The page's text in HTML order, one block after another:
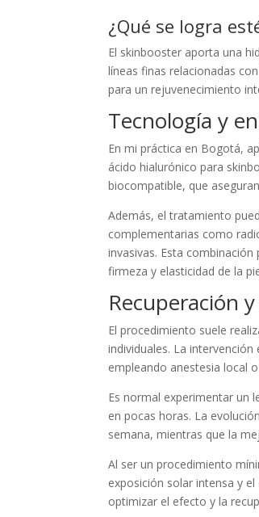
¿Qué se logra
El skinbooster aporta una
líneas finas relacionadas
para un rejuvenecimiento
Tecnología y
En mi práctica en Bogotá,
ácido hialurónico para
biocompatible, que
Además, el tratamiento
complementarias como
invasivas. Esta
firmeza y elasticidad de la
Recuperación
El procedimiento suele
individuales. La
empleando anestesia local
Es normal experimentar un
en pocas horas. La
semana, mientras que la
Al ser un procedimiento
exposición solar intensa y
optimizar el efecto y la